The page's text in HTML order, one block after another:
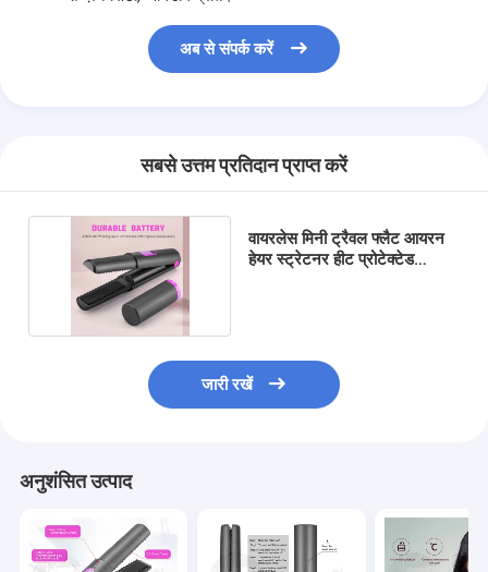
अब से संपर्क करें
सबसे उत्तम प्रतिदान प्राप्त करें
वायरलेस मिनी ट्रैवल फ्लैट आयरन
हेयर स्ट्रेटनर हीट प्रोटेक्टेड
जारी रखें
अनुशंसित उत्पाद